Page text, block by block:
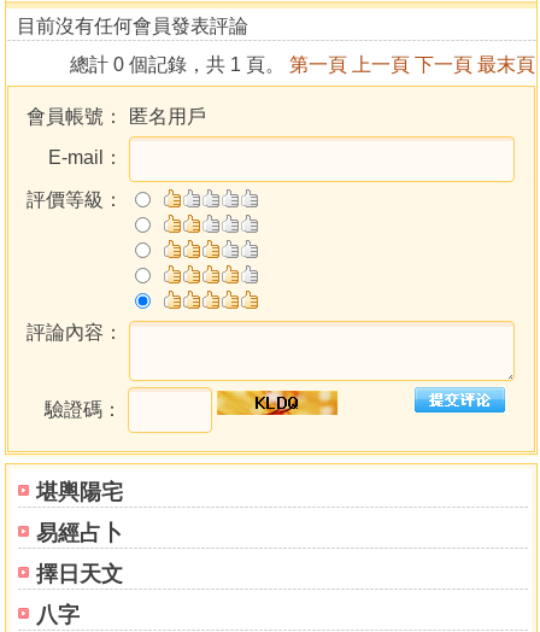
堪輿陽宅
易經占卜
擇日天文
八字
育吾的《三命通會》、張神峰的《神峰通考命理真宗》等，
清代有陳素庵的《子平約言》、《滴天髓輯要》、任鐵樵的
《訂正滴天髓徵義》以及無名氏所撰的《窮通寶鑒》等多種
的手段。明於理、通於儒的人稀少，以文人韋千里編著的
《千里命稿》為代表作。至於最近幾十年港臺出版的命理著
作卻愈演愈烈，可謂汗牛充棟，其中有優有劣不加多述。
劉文元先生所著《四柱命理正源》一書，結構新穎，觀
點正確，分析透徹，可謂心得獨具，對目前四柱隊伍存在的
一些混亂現象，無疑將起到正本清源的作用。如此通俗易
懂、學術價值頗高的命理著作，目前國內並不多見，這與作
者博學多才、治學嚴謹、擁有根基深厚的基礎知識分不開
本書的第一個最大的優點也是有別於其他命理著作的特
點，就是作者把多年來苦心研究的核心學術成果，毫無保留
地奉獻給讀者，這不僅對四柱命理將起到正本清源的作用，
而且表明作者的無私無畏的品格，治學嚴謹的學者風度，這
在研究四柱的隊伍中是罕見的事情。
眾所周知，四柱命理中的用神是個十分關鍵而又容易出
錯的地方，用神選錯，一錯全錯。作者從傳統經典出發，憑
藉著深厚的基礎和大六壬的功底，提出在原命局定局用神的
正確觀點，並且總結了在實戰中行之有效的九條提取用神的
目前沒有任何會員發表評論
總計 0 個記錄，共 1 頁。 第一頁 上一頁 下一頁 最末頁
會員帳號：
匿名用戶
E-mail：
評價等級：
評論內容：
驗證碼：